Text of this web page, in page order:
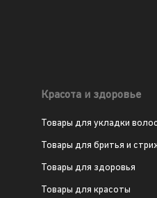
Красота и здоровье
Товары для укладки волос
Товары для бритья и
Товары для здоровья
Товары для красоты